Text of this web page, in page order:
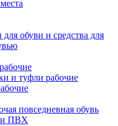
обуви и средства для
и туфли рабочие
повседневная обувь
и ПВХ